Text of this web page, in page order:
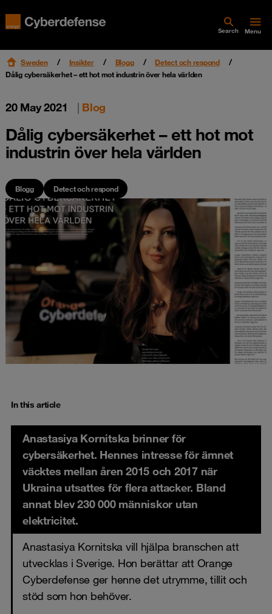
Search Menu
Sweden Insikter Blogg
Detect och respond
Dålig cybersäkerhet – ett hot mot industrin över hela världen
20 May 2021 | Blog
Dålig cybersäkerhet – ett hot mot
industrin över hela världen
Blogg Detect och respond
In this article
Anastasiya Kornitska brinner för
cybersäkerhet. Hennes intresse för ämnet
väcktes mellan åren 2015 och 2017 när
Ukraina utsattes för flera attacker. Bland
annat blev 230 000 människor utan
elektricitet.
Anastasiya Kornitska vill hjälpa branschen att
utvecklas i Sverige. Hon berättar att Orange
Cyberdefense ger henne det utrymme, tillit och
stöd som hon behöver.